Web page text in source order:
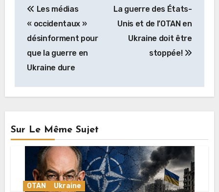
de
l’article
Les médias
« occidentaux »
désinforment pour
que la guerre en
Ukraine dure
La guerre des États-
Unis et de l’OTAN en
Ukraine doit être
stoppée!
Sur Le Même Sujet
OTAN Ukraine